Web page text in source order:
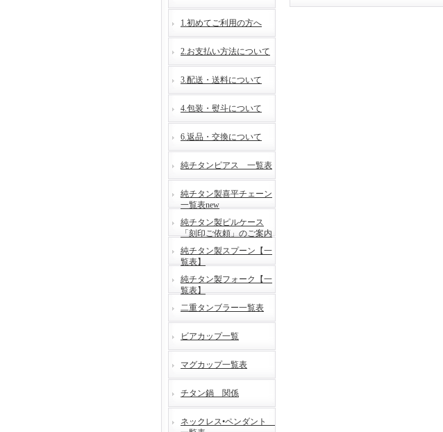
1.初めてご利用の方へ
2.お支払い方法について
3.配送・送料について
4.包装・熨斗について
6.返品・交換について
純チタンピアス 一覧表
純チタン製喜平チェーン
一覧表new
純チタン製ピルケース
「刻印ご依頼」のご案内
純チタン製スプーン【一
覧表】
純チタン製フォーク【一
覧表】
二重タンブラー一覧表
ビアカップ一覧
マグカップ一覧表
チタン鍋 関係
ネックレス•ペンダント